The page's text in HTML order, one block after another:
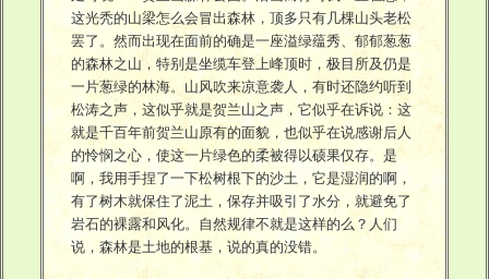
这光秃的山梁怎么会冒出森林，顶多只有几棵山头老松
罢了。然而出现在面前的确是一座溢绿蕴秀、郁郁葱葱
的森林之山，特别是坐缆车登上峰顶时，极目所及仍是
一片葱绿的林海。山风吹来凉意袭人，有时还隐约听到
松涛之声，这似乎就是贺兰山之声，它似乎在诉说：这
就是千百年前贺兰山原有的面貌，也似乎在说感谢后人
的怜悯之心，使这一片绿色的柔被得以硕果仅存。是
啊，我用手捏了一下松树根下的沙土，它是湿润的啊，
有了树木就保住了泥土，保存并吸引了水分，就避免了
岩石的裸露和风化。自然规律不就是这样的么？人们
说，森林是土地的根基，说的真的没错。